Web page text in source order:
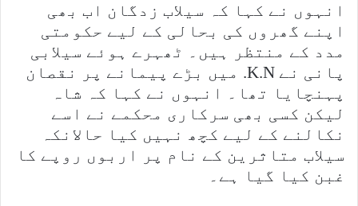
انہوں نے کہا کہ سیلاب زدگان اب بھی
اپنے گھروں کی بحالی کے لیے حکومتی
مدد کے منتظر ہیں۔ ٹھہرے ہوئے سیلابی
پانی نے K.N. میں بڑے پیمانے پر نقصان
پہنچایا تھا۔ انہوں نے کہا کہ شاہ
لیکن کسی بھی سرکاری محکمے نے اسے
نکالنے کے لیے کچھ نہیں کیا حالانکہ
سیلاب متاثرین کے نام پر اربوں روپے کا
غبن کیا گیا ہے۔